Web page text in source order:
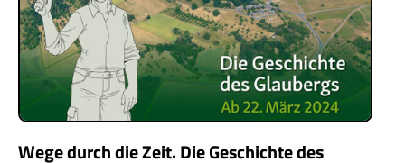
Wege durch die Zeit. Die Geschichte des